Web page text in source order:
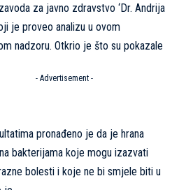
za javno zdravstvo ‘Dr. Andrija
je proveo analizu u ovom
nadzoru. Otkrio je što su pokazale
- Advertisement -
pronađeno je da je hrana
bakterijama koje mogu izazvati
bolesti i koje ne bi smjele biti u